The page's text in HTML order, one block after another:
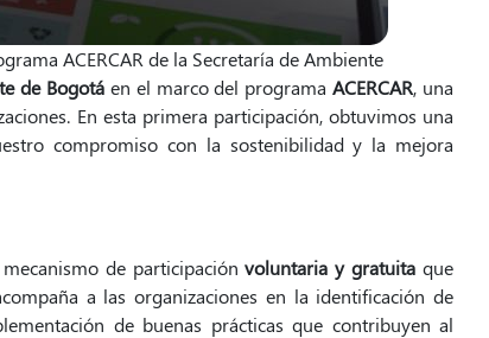
ACERCAR de la Secretaría de Ambiente
de Bogotá en el marco del programaACERCAR, una
En esta primera participación, obtuvimos una
compromiso con la sostenibilidad y la mejora
de participaciónvoluntaria y gratuita que
a las organizaciones en la identificación de
de buenas prácticas que contribuyen al